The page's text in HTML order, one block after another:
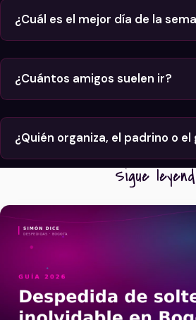
¿Cuál es el mejor día de la
¿Cuántos amigos suelen ir?
¿Quién organiza, el padrino o el
Sigue